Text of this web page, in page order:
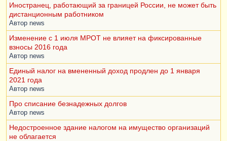
Иностранец, работающий за границей России, не может быть
дистанционным работником
Автор news
Изменение с 1 июля МРОТ не влияет на фиксированные
взносы 2016 года
Автор news
Единый налог на вмененный доход продлен до 1 января
2021 года
Автор news
Про списание безнадежных долгов
Автор news
Недостроенное здание налогом на имущество организаций
не облагается